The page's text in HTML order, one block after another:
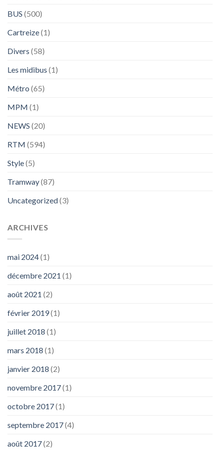
BUS (500)
Cartreize(1)
Divers (58)
Les midibus (1)
Métro (65)
MPM (1)
NEWS (20)
RTM (594)
Style(5)
Tramway(87)
Uncategorized(3)
ARCHIVES
mai 2024(1)
décembre 2021 (1)
août 2021 (2)
février 2019(1)
juillet 2018 (1)
mars 2018 (1)
janvier 2018 (2)
novembre 2017(1)
octobre 2017(1)
septembre 2017(4)
août 2017(2)